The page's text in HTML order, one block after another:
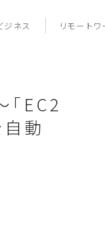
ジネス リモート
EC2
動